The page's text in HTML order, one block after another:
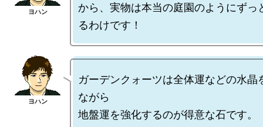
から、実物は本当の庭園のようにずっ
ガーデンクォーツは全体運などの水晶
ながら
地盤運を強化するのが得意な石です。